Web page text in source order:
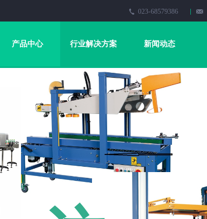
023-68579386
产品中心 行业解决方案 新闻动态